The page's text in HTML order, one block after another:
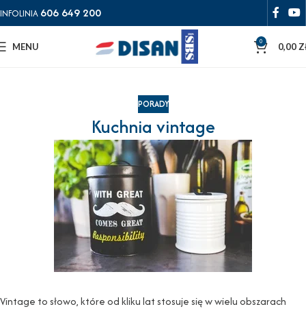
INFOLINIA 606 649 200
MENU 0 0,00
PORADY
Kuchnia vintage
Vintage to słowo, które od kliku lat stosuje się w wielu obszarach